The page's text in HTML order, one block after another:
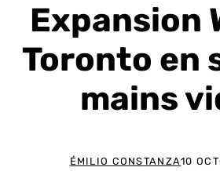
Expansion
Toronto en
mains
ÉMILIO CONSTANZA10